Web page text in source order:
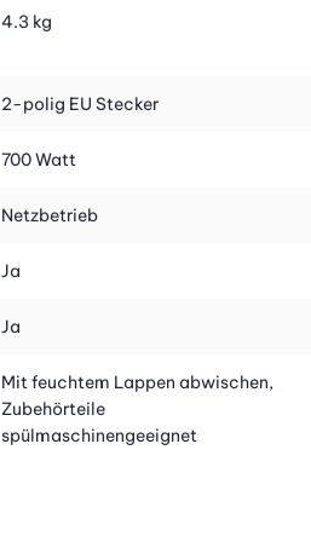
4.3 kg
2-polig EU Stecker
700 Watt
Netzbetrieb
Ja
Ja
Mit feuchtem Lappen abwischen,
Zubehörteile
spülmaschinengeeignet